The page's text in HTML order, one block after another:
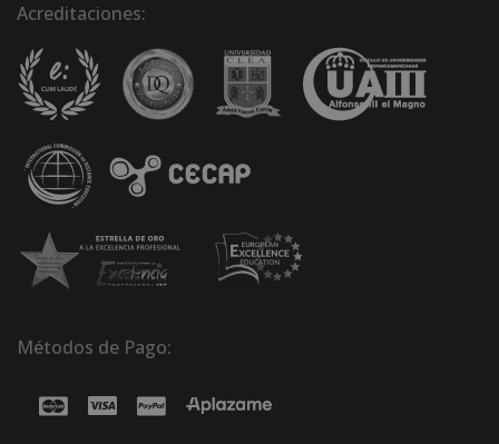
Acreditaciones:
Métodos de Pago: